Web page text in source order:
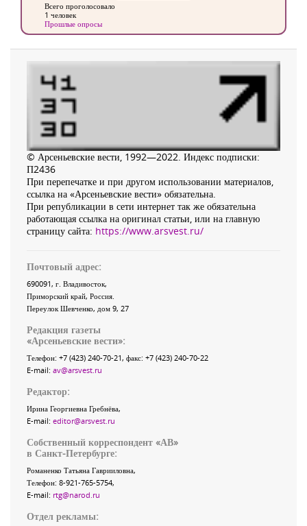
Всего проголосовало
1 человек
Прошлые опросы
© Арсеньевские вести, 1992—2022. Индекс подписки:
П2436
При перепечатке и при другом использовании материалов,
ссылка на «Арсеньевские вести» обязательна.
При републикации в сети интернет так же обязательна
работающая ссылка на оригинал статьи, или на главную
страницу сайта: https://www.arsvest.ru/
Почтовый адрес:
690091, г. Владивосток,
Приморский край, Россия
Переулок Шевченко, дом 9, 27
Редакция газеты
«Арсеньевские вести»:
Телефон: +7 (423) 240-70-21, факс: +7 (423) 240-70-22
E-mail: av@arsvest.ru
Редактор:
Ирина Георгиевна Гребнёва,
E-mail: editor@arsvest.ru
Собственный корреспондент «АВ»
в Санкт-Петербурге:
Романенко Татьяна Гаврииловна,
Телефон: 8-921-765-5754,
E-mail: rtg@narod.ru
Отдел рекламы: